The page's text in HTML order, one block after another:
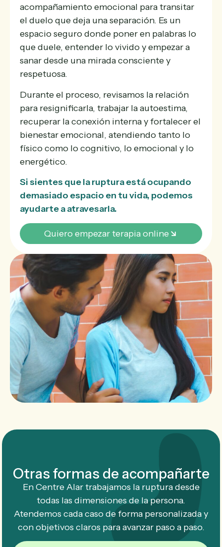
acompañamiento emocional para transitar
el duelo que deja una separación. Es un
espacio seguro donde poner en palabras lo
que duele, entender lo vivido y empezar a
sanar desde una mirada consciente y
respetuosa.
Durante el proceso, revisamos la relación
para resignificarla, trabajar la autoestima,
recuperar la conexión interna y fortalecer el
bienestar emocional, atendiendo tanto lo
físico como lo cognitivo, lo emocional y lo
energético.
Si sientes que la ruptura está ocupando
demasiado espacio en tu vida, podemos
ayudarte a atravesarla.
Quiero empezar terapia online
Otras formas de acompañarte
En Centre Alar trabajamos la ruptura desde
todas las dimensiones de la persona.
Atendemos cada caso de forma personalizada y
con objetivos claros para avanzar paso a paso.